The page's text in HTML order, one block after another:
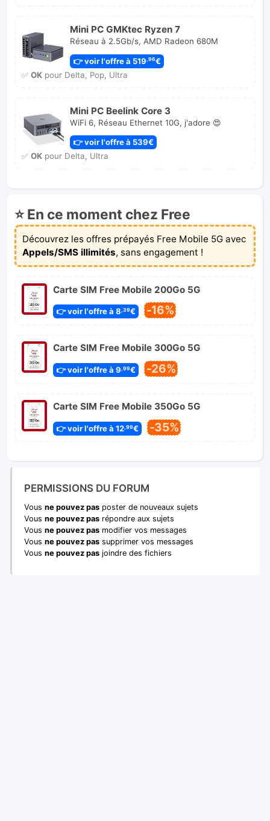
Mini PC GMKtec Ryzen 7
Réseau à 2.5Gb/s, AMD Radeon 680M
👉 voir l'offre à 519,96€
✅ OKpour Delta, Pop, Ultra
Mini PC Beelink Core 3
WiFi 6, Réseau Ethernet 10G, j'adore 😍
👉 voir l'offre à 539€
✅ OKpour Delta, Ultra
⭐ En ce moment chez Free
Découvrez les offres prépayés Free Mobile 5G avec
Appels/SMS illimités, sans engagement !
Carte SIM Free Mobile 200Go 5G
👉 voir l'offre à 8 ,39€ -16%
Carte SIM Free Mobile 300Go 5G
👉 voir l'offre à 9 ,99€ -26%
Carte SIM Free Mobile 350Go 5G
👉 voir l'offre à 12,99€ -35%
PERMISSIONS DU FORUM
Vous ne pouvez pas poster de nouveaux sujets
Vous ne pouvez pas répondre aux sujets
Vous ne pouvez pas modifier vos messages
Vous ne pouvez pas supprimer vos messages
Vous ne pouvez pas joindre des fichiers